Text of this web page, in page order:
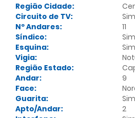
Região Cidade:
Circuito de TV:
Sim
Nº Andares:
11
Síndico:
Sim
Esquina:
Sim
Vigia:
Região Estado:
Andar:
9
Face:
Guarita:
Sim
Apto/Andar:
2